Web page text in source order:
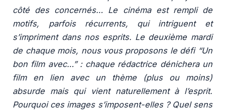
côté des concernés… Le cinéma est rempli de
motifs, parfois récurrents, qui intriguent et
s’impriment dans nos esprits. Le deuxième mardi
de chaque mois, nous vous proposons le défi “Un
bon film avec…” : chaque rédactrice dénichera un
film en lien avec un thème (plus ou moins)
absurde mais qui vient naturellement à l’esprit.
Pourquoi ces images s’imposent-elles ? Quel sens